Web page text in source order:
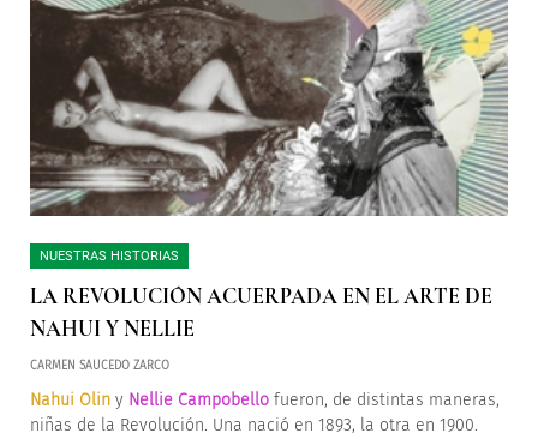
NUESTRAS HISTORIAS
LA REVOLUCIÓN ACUERPADA EN EL ARTE DE
NAHUI Y NELLIE
CARMEN SAUCEDO ZARCO
Nahui Olin y Nellie Campobello fueron, de distintas maneras,
niñas de la Revolución. Una nació en 1893, la otra en 1900.